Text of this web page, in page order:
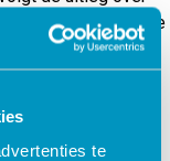
te
volgens de